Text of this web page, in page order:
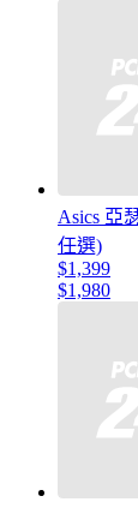
Asics 亞
任選)
$1,399
$1,980